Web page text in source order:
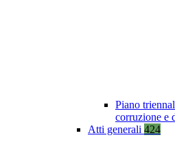
Piano
corruzione e
Atti generali 424